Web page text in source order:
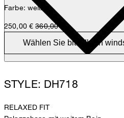
Farbe: weiß
250,00 € 360,00 €
STYLE: DH718
RELAXED FIT